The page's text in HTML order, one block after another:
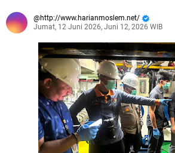
http://www.harianmoslem.net/
Jumat, 12 Juni 2026, Juni 12, 2026 WIB